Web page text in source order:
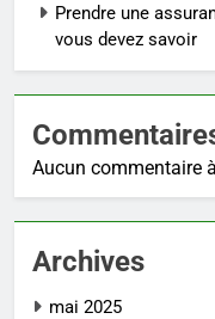
Prendre une
vous devez savoir
Aucun commentaire
Archives
mai 2025